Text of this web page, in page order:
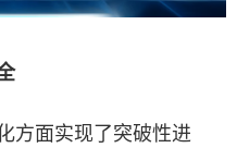
方面实现了突破性进